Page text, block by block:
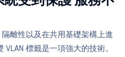
離性以及在共用基礎架構上進
標籤是一項強大的技術。